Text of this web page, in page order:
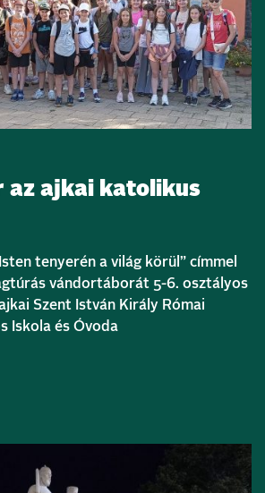
az ajkai katolikus
tenyerén a világ körül” címmel
vándortáborát 5-6. osztályos
Szent István Király Római
Iskola és Óvoda